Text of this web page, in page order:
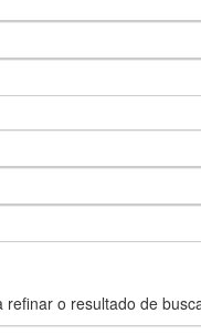
refinar o resultado de